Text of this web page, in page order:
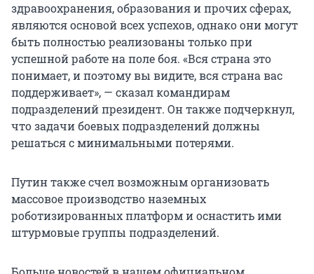
здравоохранения, образования и прочих сферах,
являются основой всех успехов, однако они могут
быть полностью реализованы только при
успешной работе на поле боя. «Вся страна это
понимает, и поэтому вы видите, вся страна вас
поддерживает», — сказал командирам
подразделений президент. Он также подчеркнул,
что задачи боевых подразделений должны
решаться с минимальными потерями.
Путин также счел возможным организовать
массовое производство наземных
роботизированных платформ и оснастить ими
штурмовые группы подразделений.